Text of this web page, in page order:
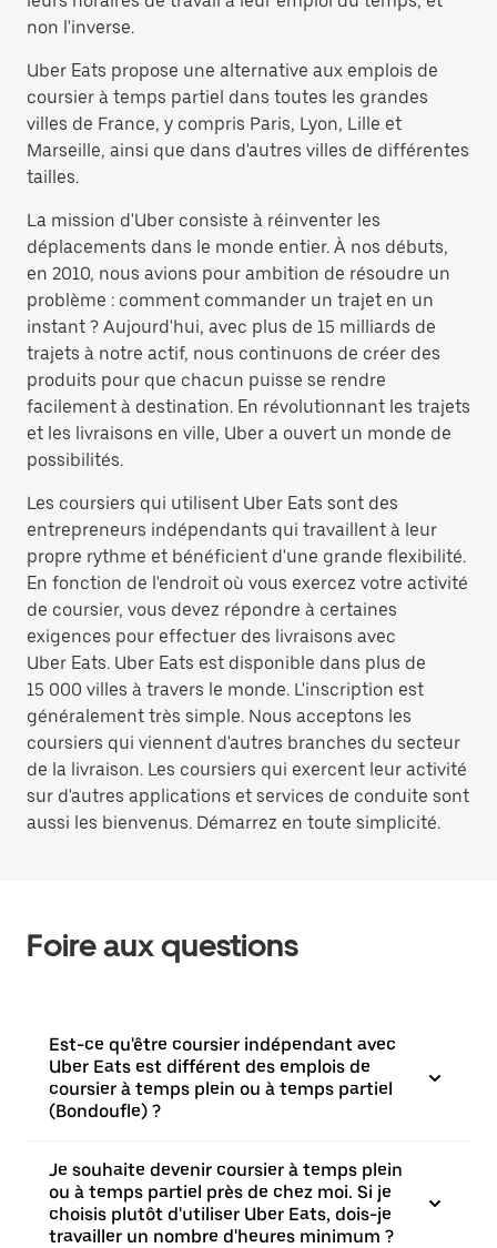
non l'inverse.
Uber Eats propose une alternative aux emplois de
coursier à temps partiel dans toutes les grandes
villes de France, y compris Paris, Lyon, Lille et
Marseille, ainsi que dans d'autres villes de différentes
tailles.
La mission d'Uber consiste à réinventer les
déplacements dans le monde entier. À nos débuts,
en 2010, nous avions pour ambition de résoudre un
problème : comment commander un trajet en un
instant ? Aujourd'hui, avec plus de 15 milliards de
trajets à notre actif, nous continuons de créer des
produits pour que chacun puisse se rendre
facilement à destination. En révolutionnant les trajets
et les livraisons en ville, Uber a ouvert un monde de
possibilités.
Les coursiers qui utilisent Uber Eats sont des
entrepreneurs indépendants qui travaillent à leur
propre rythme et bénéficient d'une grande flexibilité.
En fonction de l'endroit où vous exercez votre activité
de coursier, vous devez répondre à certaines
exigences pour effectuer des livraisons avec
Uber Eats. Uber Eats est disponible dans plus de
15 000 villes à travers le monde. L'inscription est
généralement très simple. Nous acceptons les
coursiers qui viennent d'autres branches du secteur
de la livraison. Les coursiers qui exercent leur activité
sur d'autres applications et services de conduite sont
aussi les bienvenus. Démarrez en toute simplicité.
Foire aux questions
Est-ce qu'être coursier indépendant avec
Uber Eats est différent des emplois de
coursier à temps plein ou à temps partiel
(Bondoufle) ?
Je souhaite devenir coursier à temps plein
ou à temps partiel près de chez moi. Si je
choisis plutôt d'utiliser Uber Eats, dois-je
travailler un nombre d'heures minimum ?